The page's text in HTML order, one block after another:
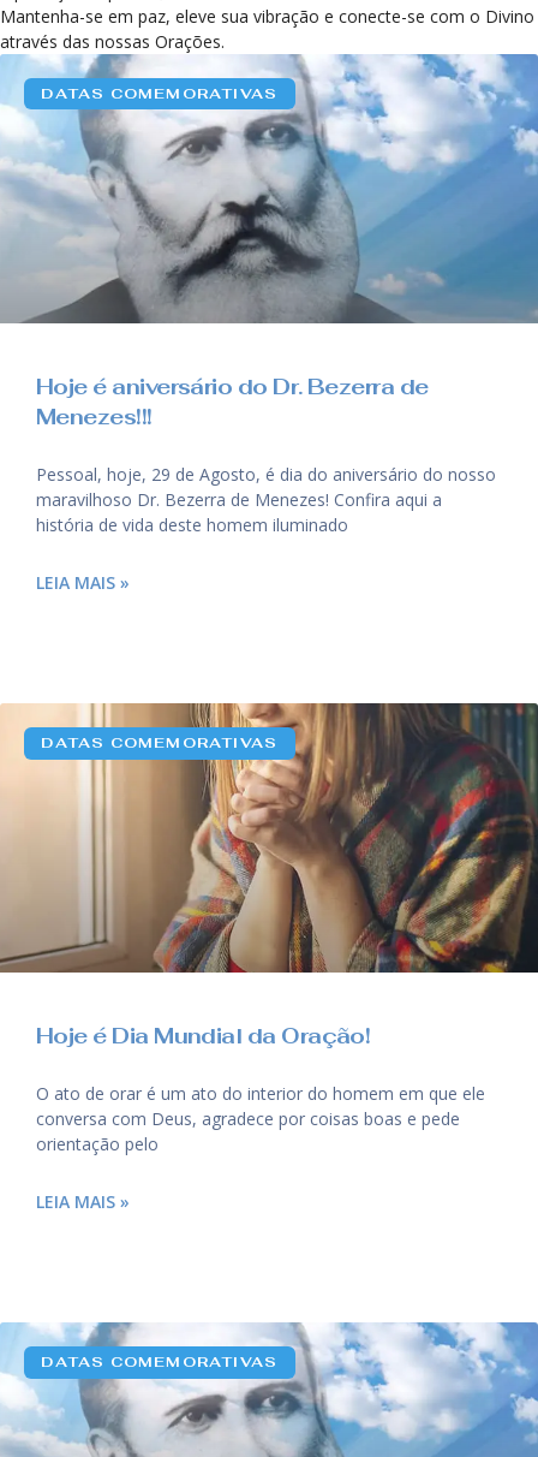
Mantenha-se em paz, eleve sua vibração e conecte-se com o Divino
através das nossas Orações.
DATAS COMEMORATIVAS
Hoje é aniversário do Dr. Bezerra de
Menezes!!!
Pessoal, hoje, 29 de Agosto, é dia do aniversário do nosso
maravilhoso Dr. Bezerra de Menezes! Confira aqui a
história de vida deste homem iluminado
LEIA MAIS »
DATAS COMEMORATIVAS
Hoje é Dia Mundial da Oração!
O ato de orar é um ato do interior do homem em que ele
conversa com Deus, agradece por coisas boas e pede
orientação pelo
LEIA MAIS »
DATAS COMEMORATIVAS